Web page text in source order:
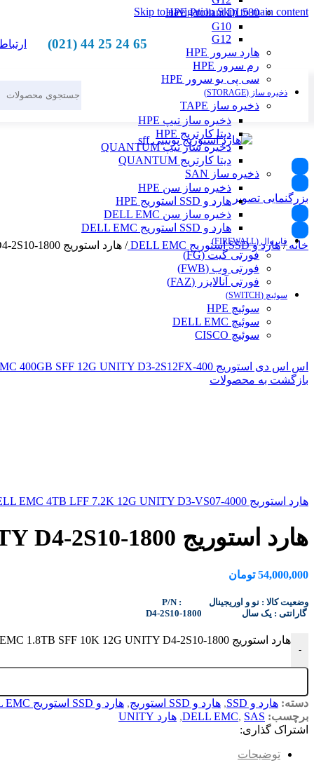
Skip to navigationSkip to main content
65 24 25 44 (021)
HPE Proliant DL580
G10
G12
هارد سرور HPE
رم سرور HPE
سی پی یو سرور HPE
ذخیره ساز (STORAGE)
ذخیره ساز TAPE
ذخیره ساز تیپ HPE
دیتا کارتریج HPE
ذخیره ساز تیپ QUANTUM
دیتا کارتریج QUANTUM
ذخیره ساز SAN
ذخیره ساز سن HPE
هارد و SSD استوریج HPE
ذخیره ساز سن DELL EMC
هارد و SSD استوریج DELL EMC
فایروال (FIREWALL)
فورتی گیت (FG)
فورتی وب (FWB)
فورتی آنالایزر (FAZ)
سوئیچ (SWITCH)
سوئیچ HPE
سوئیچ DELL EMC
سوئیچ CISCO
بزرگنمایی تصویر
خانه/ هارد و SSD استوریج DELL EMC / هارد استوریج DELL EMC 1.8TB SFF 10K 12G UNITY D4-2S10-1800
اس اس دی استوریج DELL EMC 400GB SFF 12G UNITY D3-2S12FX-400
بازگشت به محصولات
هارد استوریج DELL EMC 4TB LFF 7.2K 12G UNITY D3-VS07-4000
هارد استوریج DELL EMC 1.8TB SFF 10K 12G UNITY D4-2S10-1800
54,000,000 تومان
P/N : وضعیت کالا : نو و اوریجینال
D4-2S10-1800 گارانتی : یک سال
-
هارد استوریج DELL EMC 1.8TB SFF 10K 12G UNITY D4-2S10-1800 عدد
دسته: هارد و SSD , هارد و SSD استوریج , هارد و SSD استوریج DELL EMC
برچسب:
DELL EMC, SAS
, هارد UNITY
اشتراک گذاری:
توضیحات